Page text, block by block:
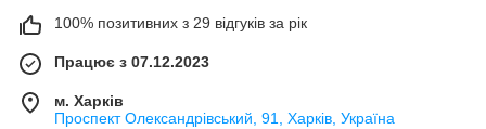
100% позитивних з 29 відгуків за рік
Працює з 07.12.2023
м. Харків
Проспект Олександрівський, 91, Харків, Україна